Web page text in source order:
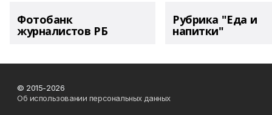
Фотобанк
журналистов РБ
Рубрика "Еда и
напитки"
© 2015-2026
Об использовании персональных данных